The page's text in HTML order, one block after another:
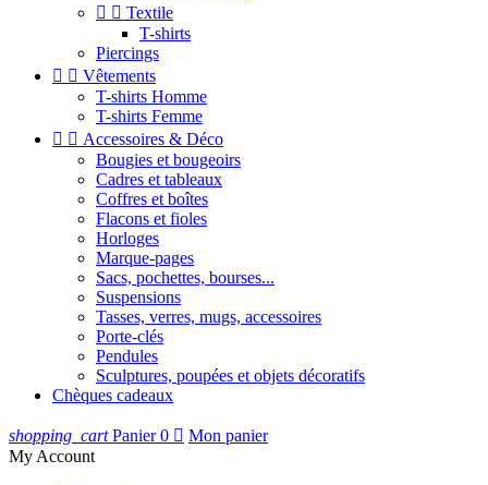
  Textile
T-shirts
Piercings
  Vêtements
T-shirts Homme
T-shirts Femme
  Accessoires & Déco
Bougies et bougeoirs
Cadres et tableaux
Coffres et boîtes
Flacons et fioles
Horloges
Marque-pages
Sacs, pochettes, bourses...
Suspensions
Tasses, verres, mugs, accessoires
Porte-clés
Pendules
Sculptures, poupées et objets décoratifs
Chèques cadeaux
shopping_cart Panier 0  Mon panier
My Account